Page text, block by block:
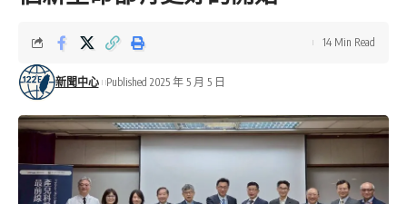
新聞中心 Published 2025 年 5 月 5 日
14 Min Read